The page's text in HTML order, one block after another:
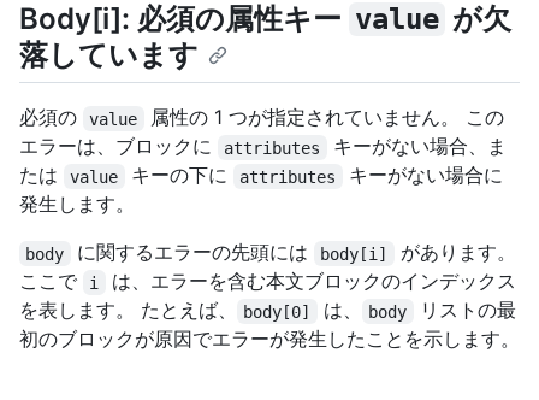
Body[i]: 必須の属性キー value が欠
落しています
必須の value
属性の 1 つが指定されていません。 この
エラーは、ブロックに
attributes
キーがない場合、ま
たは
value キーの下に attributes
キーがない場合に
発生します。
body に関するエラーの先頭には body[i]
があります。
ここで
i
は、エラーを含む本文ブロックのインデックス
を表します。 たとえば、
body[0] は、 body
リストの最
初のブロックが原因でエラーが発生したことを示します。